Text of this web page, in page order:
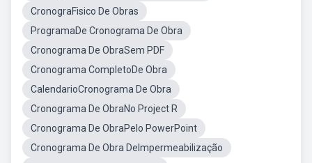
CronograFisico De Obras
ProgramaDe Cronograma De Obra
Cronograma De ObraSem PDF
Cronograma CompletoDe Obra
CalendarioCronograma De Obra
Cronograma De ObraNo Project R
Cronograma De ObraPelo PowerPoint
Cronograma De Obra DeImpermeabilização